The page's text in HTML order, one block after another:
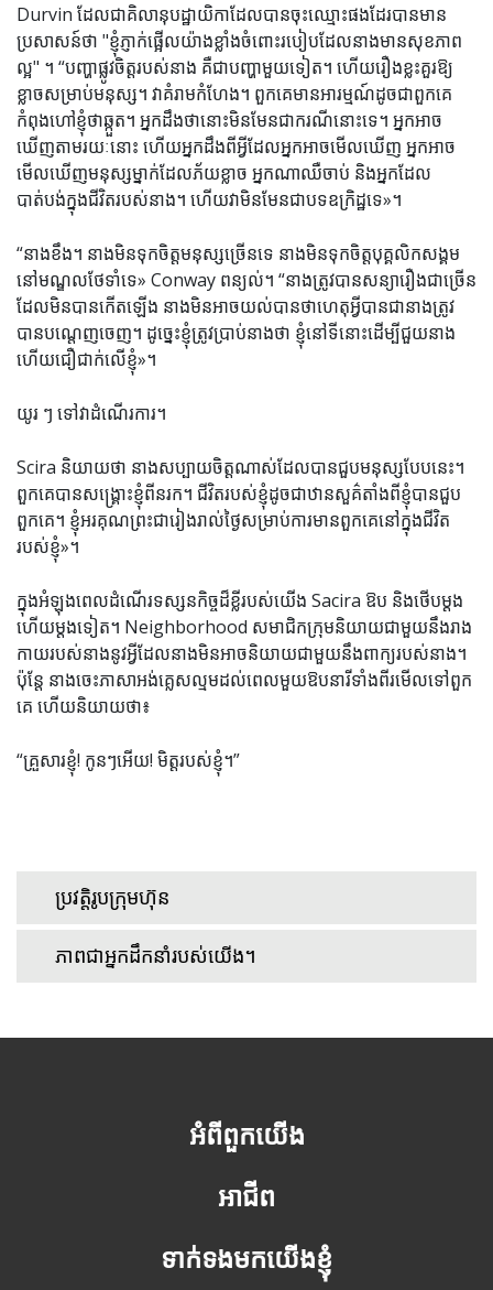
Durvin ដែលជាគិលានុបដ្ឋាយិកាដែលបានចុះឈ្មោះផងដែរបានមាន
ប្រសាសន៍ថា "ខ្ញុំភ្ញាក់ផ្អើលយ៉ាងខ្លាំងចំពោះរបៀបដែលនាងមានសុខភាព
ល្អ" ។ “បញ្ហាផ្លូវចិត្តរបស់នាង គឺជាបញ្ហាមួយទៀត។ ហើយរឿងខ្លះគួរឱ្យ
ខ្លាចសម្រាប់មនុស្ស។ វាគំរាមកំហែង។ ពួកគេមានអារម្មណ៍ដូចជាពួកគេ
កំពុងហៅខ្ញុំថាឆ្កួត។ អ្នកដឹងថានោះមិនមែនជាករណីនោះទេ។ អ្នកអាច
ឃើញតាមរយៈនោះ ហើយអ្នកដឹងពីអ្វីដែលអ្នកអាចមើលឃើញ អ្នកអាច
មើលឃើញមនុស្សម្នាក់ដែលភ័យខ្លាច អ្នកណាឈឺចាប់ និងអ្នកដែល
បាត់បង់ក្នុងជីវិតរបស់នាង។ ហើយ​វា​មិន​មែន​ជា​បទ​ឧក្រិដ្ឋ​ទេ»។
“នាងខឹង។ នាង​មិន​ទុក​ចិត្ត​មនុស្ស​ច្រើន​ទេ នាង​មិន​ទុក​ចិត្ត​បុគ្គលិក​សង្គម​
នៅ​មណ្ឌល​ថែទាំ​ទេ» Conway ពន្យល់។ “នាងត្រូវបានសន្យារឿងជាច្រើន
ដែលមិនបានកើតឡើង នាងមិនអាចយល់បានថាហេតុអ្វីបានជានាងត្រូវ
បានបណ្តេញចេញ។ ដូច្នេះ​ខ្ញុំ​ត្រូវ​ប្រាប់​នាង​ថា ខ្ញុំ​នៅ​ទីនោះ​ដើម្បី​ជួយ​នាង
ហើយ​ជឿជាក់​លើ​ខ្ញុំ»។
យូរ ៗ ទៅវាដំណើរការ។
Scira និយាយ​ថា នាង​សប្បាយ​ចិត្ត​ណាស់​ដែល​បាន​ជួប​មនុស្ស​បែប​នេះ។
ពួកគេបានសង្គ្រោះខ្ញុំពីនរក។ ជីវិតរបស់ខ្ញុំដូចជាឋានសួគ៌តាំងពីខ្ញុំបានជួប
ពួកគេ។ ខ្ញុំ​អរគុណ​ព្រះ​ជា​រៀង​រាល់​ថ្ងៃ​សម្រាប់​ការ​មាន​ពួក​គេ​នៅ​ក្នុង​ជីវិត​
របស់​ខ្ញុំ»។
ក្នុង​អំឡុង​ពេល​ដំណើរ​ទស្សនកិច្ច​ដ៏​ខ្លី​របស់​យើង Sacira ឱប និង​ថើប​ម្ដង​
ហើយ​ម្ដង​ទៀត។ Neighborhood សមាជិកក្រុមនិយាយជាមួយនឹងរាង
កាយរបស់នាងនូវអ្វីដែលនាងមិនអាចនិយាយជាមួយនឹងពាក្យរបស់នាង។
ប៉ុន្តែ នាង​ចេះ​ភាសា​អង់គ្លេស​ល្មម​ដល់​ពេល​មួយ​ឱប​នារី​ទាំង​ពីរ​មើល​ទៅ​ពួក​
គេ ហើយ​និយាយ​ថា៖
“គ្រួសារខ្ញុំ! កូនៗអើយ! មិត្តរបស់ខ្ញុំ។”
ប្រវត្តិរូបក្រុមហ៊ុន
ភាពជាអ្នកដឹកនាំរបស់យើង។
អំពីពួកយើង
អាជីព
ទាក់ទងមកយើងខ្ញុំ